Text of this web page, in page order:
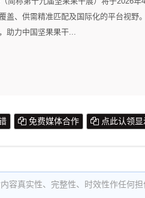
盖、供需精准匹配及国际化的平台视野
助力中国坚果果干...
点此认领
免费媒体合作
容真实性、完整性、时效性作任何担